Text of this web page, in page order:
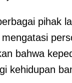
pihak
bahwa
kehidupan